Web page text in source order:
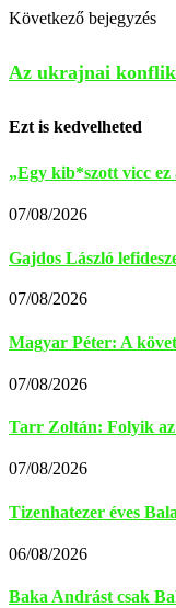
Következő bejegyzés
Az ukrajnai
Ezt is kedvelheted
„Egy kib*szott vicc
07/08/2026
Gajdos László
07/08/2026
Magyar Péter: A
07/08/2026
Tarr Zoltán: Folyik az
07/08/2026
Tizenhatezer éves
06/08/2026
Baka Andrást csak